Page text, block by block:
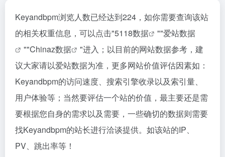
Keyandbpm浏览人数已经达到224，如你需要查询该站
的相关权重信息，可以点击"5118数据 ""爱站数据
""Chinaz数据
"进入；以目前的网站数据参考，建
议大家请以爱站数据为准，更多网站价值评估因素如：
Keyandbpm的访问速度、搜索引擎收录以及索引量、
用户体验等；当然要评估一个站的价值，最主要还是需
要根据您自身的需求以及需要，一些确切的数据则需要
找Keyandbpm的站长进行洽谈提供。如该站的IP、
PV、跳出率等！